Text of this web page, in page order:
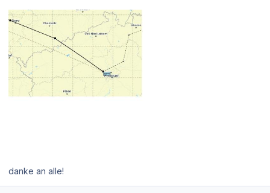
danke an alle!